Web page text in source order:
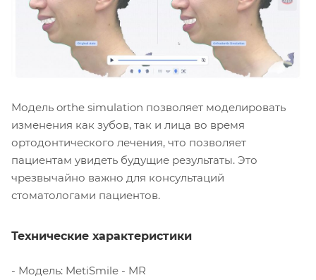
Модель orthe simulation позволяет моделировать
изменения как зубов, так и лица во время
ортодонтического лечения, что позволяет
пациентам увидеть будущие результаты. Это
чрезвычайно важно для консультаций
стоматологами пациентов.
Технические характеристики
- Модель: MetiSmile - MR